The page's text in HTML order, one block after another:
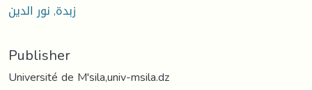
زبدة, نور الدين
Publisher
Université de M'sila,univ-msila.dz